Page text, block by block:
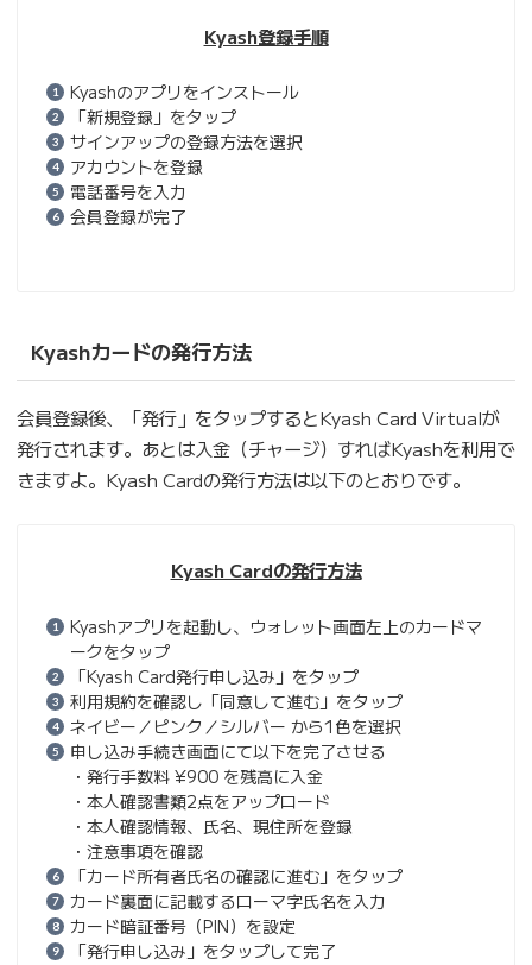
Kyash登録手順
Kyashのアプリをインストール
「新規登録」をタップ
サインアップの登録方法を選択
アカウントを登録
電話番号を入力
会員登録が完了
Kyashカードの発行方法
会員登録後、「発行」をタップするとKyash Card Virtualが
発行されます。あとは入金（チャージ）すればKyashを利用で
きますよ。Kyash Cardの発行方法は以下のとおりです。
Kyash Cardの発行方法
Kyashアプリを起動し、ウォレット画面左上のカードマ
ークをタップ
「Kyash Card発行申し込み」をタップ
利用規約を確認し「同意して進む」をタップ
ネイビー／ピンク／シルバー から1色を選択
申し込み手続き画面にて以下を完了させる
・発行手数料 ¥900 を残高に入金
・本人確認書類2点をアップロード
・本人確認情報、氏名、現住所を登録
・注意事項を確認
「カード所有者氏名の確認に進む」をタップ
カード裏面に記載するローマ字氏名を入力
カード暗証番号（PIN）を設定
「発行申し込み」をタップして完了